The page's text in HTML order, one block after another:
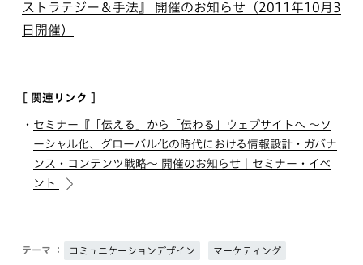
ストラテジー＆手法』 開催のお知らせ（2011年10月3
日開催）
[ 関連リンク ]
セミナー『「伝える」から「伝わる」ウェブサイトへ 〜ソ
ーシャル化、グローバル化の時代における情報設計・ガバナ
ンス・コンテンツ戦略〜 開催のお知らせ｜セミナー・イベ
ント
テーマ ： コミュニケーションデザイン マーケティング